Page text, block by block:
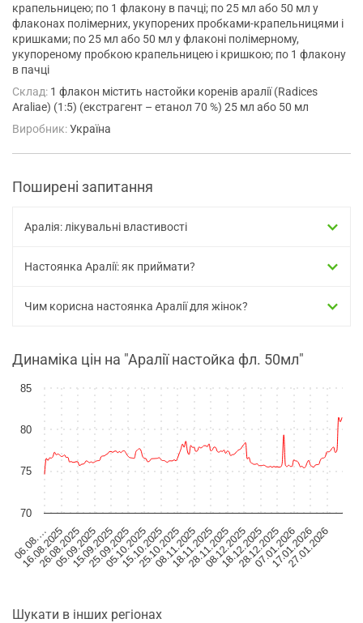
крапельницею; по 1 флакону в пачці; по 25 мл або 50 мл у
флаконах полімерних, укупорених пробками-крапельницями і
кришками; по 25 мл або 50 мл у флаконі полімерному,
укупореному пробкою крапельницею і кришкою; по 1 флакону
в пачці
Склад: 1 флакон містить настойки коренів аралії (Radices
Araliae) (1:5) (екстрагент – етанол 70 %) 25 мл або 50 мл
Виробник:Україна
Поширені запитання
Аралія: лікувальні властивості
Настоянка Аралії: як приймати?
Чим корисна настоянка Аралії для жінок?
Динаміка цін на "Аралії настойка фл. 50мл"
06.08.…
16.08.2025
26.08.2025
05.09.2025
15.09.2025
25.09.2025
05.10.2025
15.10.2025
25.10.2025
08.11.2025
18.11.2025
28.11.2025
08.12.2025
18.12.2025
28.12.2025
07.01.2026
17.01.2026
27.01.2026
80
70
75
85
Шукати в інших регіонах